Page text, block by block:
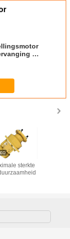
met
sterkte